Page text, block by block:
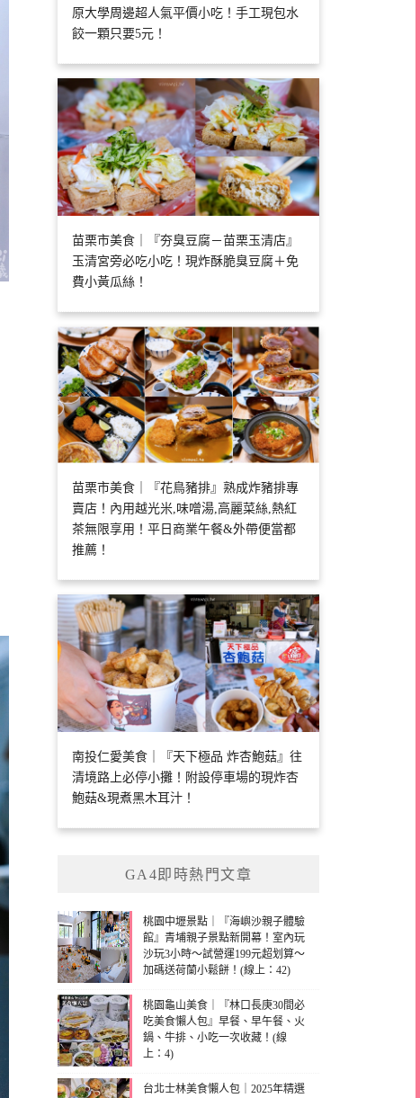
原大學周邊超人氣平價小吃！手工現包水
餃一顆只要5元！
苗栗市美食｜『夯臭豆腐－苗栗玉清店』
玉清宮旁必吃小吃！現炸酥脆臭豆腐＋免
費小黃瓜絲！
苗栗市美食｜『花鳥豬排』熟成炸豬排專
賣店！內用越光米,味噌湯,高麗菜絲,熱紅
茶無限享用！平日商業午餐&外帶便當都
推薦！
南投仁愛美食｜『天下極品 炸杏鮑菇』往
清境路上必停小攤！附設停車場的現炸杏
鮑菇&現煮黑木耳汁！
GA4即時熱門文章
桃園中壢景點｜『海嶼沙親子體驗
館』青埔親子景點新開幕！室內玩
沙玩3小時～試營運199元超划算～
加碼送荷蘭小鬆餅！(線上：42)
桃園龜山美食｜『林口長庚30間必
吃美食懶人包』早餐、早午餐、火
鍋、牛排、小吃一次收藏！(線
上：4)
台北士林美食懶人包｜2025年精選